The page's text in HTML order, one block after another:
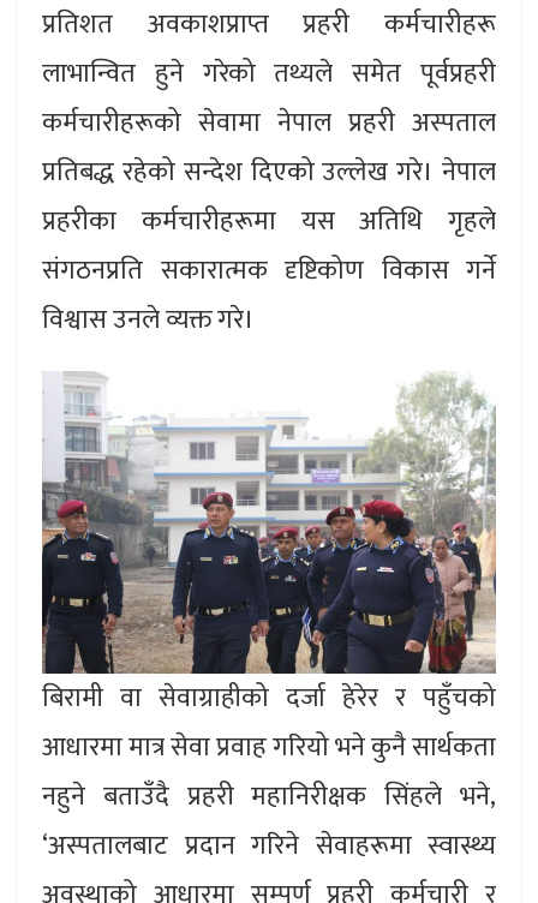
प्रतिशत अवकाशप्राप्त प्रहरी कर्मचारीहरू
लाभान्वित हुने गरेको तथ्यले समेत पूर्वप्रहरी
कर्मचारीहरूको सेवामा नेपाल प्रहरी अस्पताल
प्रतिबद्ध रहेको सन्देश दिएको उल्लेख गरे। नेपाल
प्रहरीका कर्मचारीहरूमा यस अतिथि गृहले
संगठनप्रति सकारात्मक दृष्टिकोण विकास गर्ने
विश्वास उनले व्यक्त गरे।
बिरामी वा सेवाग्राहीको दर्जा हेरेर र पहुँचको
आधारमा मात्र सेवा प्रवाह गरियो भने कुनै सार्थकता
नहुने बताउँदै प्रहरी महानिरीक्षक सिंहले भने,
‘अस्पतालबाट प्रदान गरिने सेवाहरूमा स्वास्थ्य